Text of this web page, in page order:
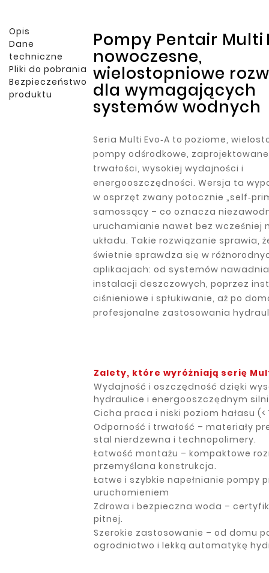
Opis
Dane
techniczne
Pliki do pobrania
Bezpieczeństwo
produktu
Pompy Pentair Multi
nowoczesne,
wielostopniowe
dla wymagających
systemów wodnych
Seria Multi Evo‑A to poziome,
pompy odśrodkowe,
trwałości, wysokiej wydajności i
energooszczędności. Wersja ta
w osprzęt zwany potocznie
samossący – co oznacza
uruchamianie nawet bez wcześniej
układu. Takie rozwiązanie sprawia,
świetnie sprawdza się w
aplikacjach: od systemów
instalacji deszczowych, poprzez
ciśnieniowe i spłukiwanie, aż po
profesjonalne zastosowania
Zalety, które wyróżniają serię
Wydajność i oszczędność dzięki
hydraulice i energooszczędnym
Cicha praca i niski poziom hałasu (<
Odporność i trwałość – materiały
stal nierdzewna i technopolimery.
Łatwość montażu – kompaktowe
przemyślana konstrukcja.
Łatwe i szybkie napełnianie pompy
uruchomieniem
Zdrowa i bezpieczna woda –
pitnej.
Szerokie zastosowanie – od domu
ogrodnictwo i lekką automatykę